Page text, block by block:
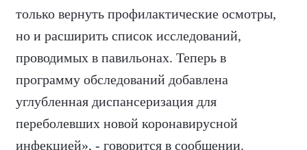
только вернуть профилактические осмотры,
но и расширить список исследований,
проводимых в павильонах. Теперь в
программу обследований добавлена
углубленная диспансеризация для
переболевших новой коронавирусной
инфекцией», - говорится в сообщении.